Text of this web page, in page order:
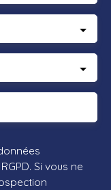
Si vous ne